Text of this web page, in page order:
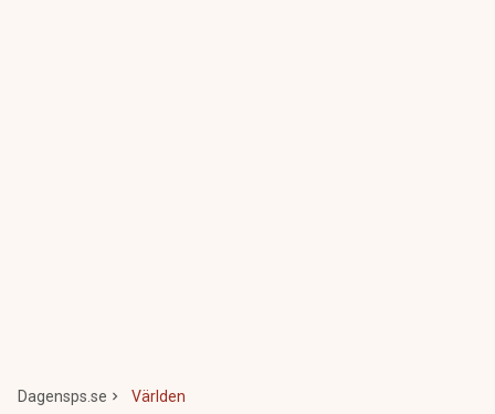
Dagensps.se Världen